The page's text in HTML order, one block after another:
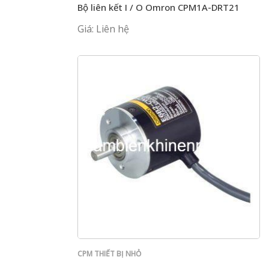
Bộ liên kết I / O Omron CPM1A-DRT21
Giá: Liên hệ
CPM THIẾT BỊ NHỎ